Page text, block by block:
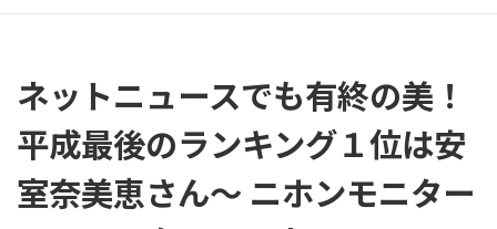
e
ネットニュースでも有終の美！
平成最後のランキング１位は安
室奈美恵さん～ ニホンモニター